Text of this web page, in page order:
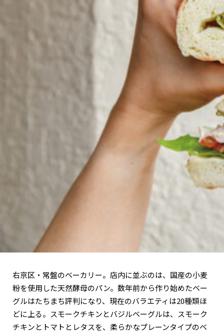
京都の書店
おすすめの展覧会
おすすめの映画
誠光社で選びました。
おすすめの本
紹介します。
おすすめのイベント
右京区・常盤のベーカリー。店内に並ぶのは、国産の小麦
粉を使用した天然酵母のパン。数年前から作り始めたベー
グルはたちまち評判になり、現在のバラエティは20種類ほ
どに上る。スモークチキンとバジルベーグルは、スモーク
チキンとトマトとレタスを、柔らかなプレーンタイプのベ